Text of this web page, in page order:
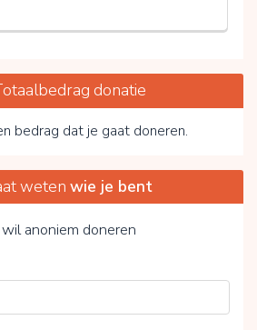
donatie
bedrag dat je gaat doneren.
wetenwie je bent
anoniem doneren